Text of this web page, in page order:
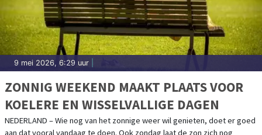
9 mei 2026, 6:29 uur
ZONNIG WEEKEND MAAKT PLAATS VOOR
KOELERE EN WISSELVALLIGE DAGEN
NEDERLAND – Wie nog van het zonnige weer wil genieten, doet er goed
aan dat vooral vandaag te doen. Ook zondag laat de zon zich nog